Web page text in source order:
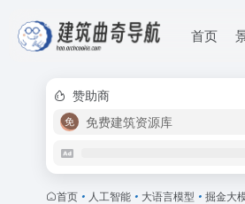
首页
赞助商
免费建筑资源库
首页 • 人工智能 • 大语言模型 • 掘金大